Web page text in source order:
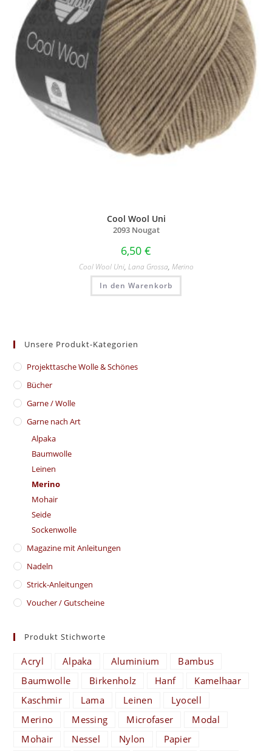
Cool Wool Uni
2093 Nougat
6,50 €
Cool Wool Uni, Lana Grossa, Merino
In den Warenkorb
Unsere Produkt-Kategorien
​Projekttasche Wolle & Schönes
Bücher
Garne / Wolle
Garne nach Art
Alpaka
Baumwolle
Leinen
Merino
Mohair
Seide
Sockenwolle
Magazine mit Anleitungen
Nadeln
Strick-Anleitungen
Voucher / Gutscheine
Produkt Stichworte
Acryl Alpaka Aluminium
Bambus
Baumwolle
Birkenholz Hanf
Kamelhaar
Kaschmir
Lama Leinen
Lyocell
Merino
Messing Microfaser
Modal
Mohair
Nessel Nylon
Papier